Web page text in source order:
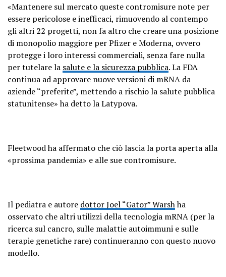
«Mantenere sul mercato queste contromisure note per
essere pericolose e inefficaci, rimuovendo al contempo
gli altri 22 progetti, non fa altro che creare una posizione
di monopolio maggiore per Pfizer e Moderna, ovvero
protegge i loro interessi commerciali, senza fare nulla
per tutelare la salute e la sicurezza pubblica. La FDA
continua ad approvare nuove versioni di mRNA da
aziende “preferite”, mettendo a rischio la salute pubblica
statunitense» ha detto la Latypova.
Fleetwood ha affermato che ciò lascia la porta aperta alla
«prossima pandemia» e alle sue contromisure.
Il pediatra e autore dottor Joel “Gator” Warshha
osservato che altri utilizzi della tecnologia mRNA (per la
ricerca sul cancro, sulle malattie autoimmuni e sulle
terapie genetiche rare) continueranno con questo nuovo
modello.